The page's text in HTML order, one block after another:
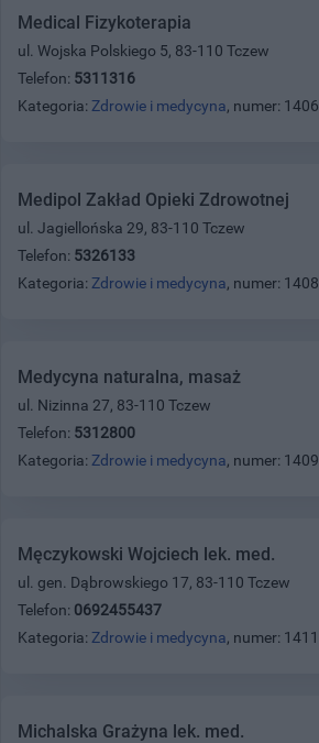
Medical Fizykoterapia
ul. Wojska Polskiego 5, 83-110 Tczew
Telefon: 5311316
Kategoria: Zdrowie i medycyna, numer: 1406
Medipol Zakład Opieki Zdrowotnej
ul. Jagiellońska 29, 83-110 Tczew
Telefon: 5326133
Kategoria: Zdrowie i medycyna, numer: 1408
Medycyna naturalna, masaż
ul. Nizinna 27, 83-110 Tczew
Telefon: 5312800
Kategoria: Zdrowie i medycyna, numer: 1409
Męczykowski Wojciech lek. med.
ul. gen. Dąbrowskiego 17, 83-110 Tczew
Telefon: 0692455437
Kategoria: Zdrowie i medycyna, numer: 1411
Michalska Grażyna lek. med.